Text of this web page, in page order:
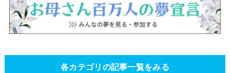
各カテゴリの記事一覧をみる